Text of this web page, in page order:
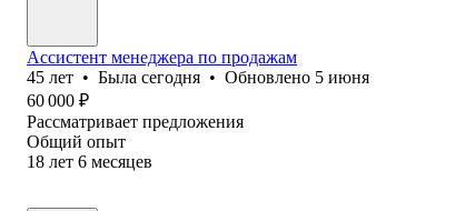
Ассистент менеджера по продажам
45 лет • Была сегодня • Обновлено 5 июня
60 000 ₽
Рассматривает предложения
Общий опыт
18 лет 6 месяцев